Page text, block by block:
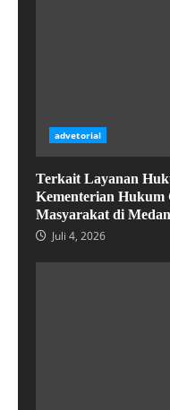
advetorial
Terkait Layanan
Kementerian Hukum
Masyarakat di Medan
Juli 4, 2026